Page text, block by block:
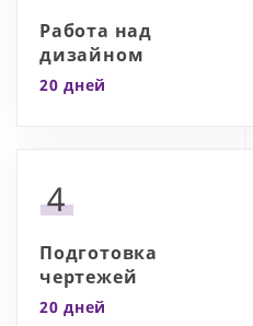
Работа над
дизайном
20 дней
4
Подготовка
чертежей
20 дней